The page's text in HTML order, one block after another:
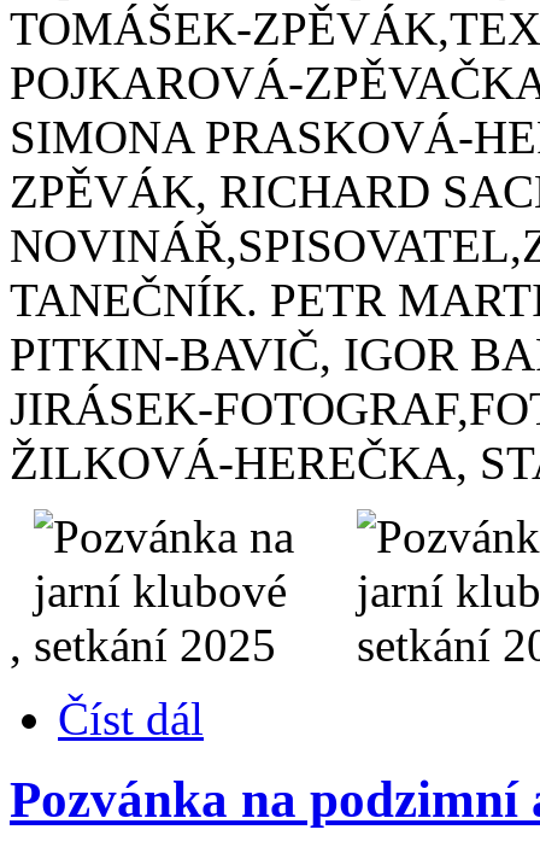
TOMÁŠEK-
POJKAROVÁ-
SIMONA PRASKOVÁ-
ZPĚVÁK, RICHARD
TANEČNÍK. PETR
PITKIN-BAVIČ, IGOR
JIRÁSEK-
ŽILKOVÁ-HEREČKA,
,
Číst dál
Pozvánka na